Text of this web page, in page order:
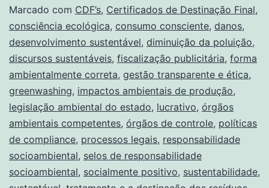
Marcado com CDF’s, Certificados de Destinação Final,
consciência ecológica, consumo consciente, danos,
desenvolvimento sustentável, diminuição da poluição,
discursos sustentáveis, fiscalização publicitária, forma
ambientalmente correta, gestão transparente e ética,
greenwashing, impactos ambientais de produção,
legislação ambiental do estado, lucrativo, órgãos
ambientais competentes, órgãos de controle, políticas
de compliance, processos legais, responsabilidade
socioambiental, selos de responsabilidade
socioambiental, socialmente positivo, sustentabilidade,